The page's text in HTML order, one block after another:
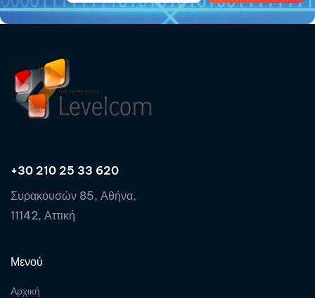
+30 210 25 33 620
Συρακουσών 85, Αθήνα,
11142, Αττική
Μενού
Αρχική